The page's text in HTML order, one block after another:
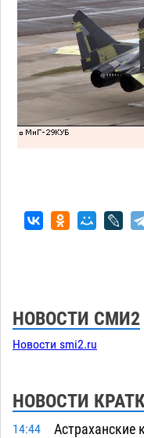
НОВОСТИ СМИ2
Новости smi2.ru
НОВОСТИ
14:44
Астраханские